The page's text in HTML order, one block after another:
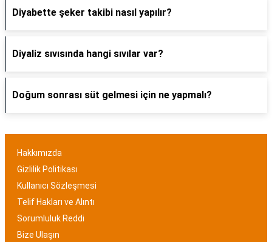
Diyabette şeker takibi nasıl yapılır?
Diyaliz sıvısında hangi sıvılar var?
Doğum sonrası süt gelmesi için ne yapmalı?
Hakkımızda
Gizlilik Politikası
Kullanıcı Sözleşmesi
Telif Hakları ve Alıntı
Sorumluluk Reddi
Bize Ulaşın